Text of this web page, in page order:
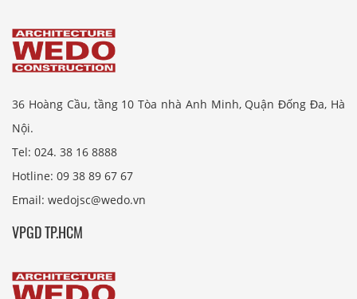
36 Hoàng Cầu, tầng 10 Tòa nhà Anh Minh, Quận Đống Đa, Hà
Nội.
Tel: 024. 38 16 8888
Hotline: 09 38 89 67 67
Email: wedojsc@wedo.vn
VPGD TP.HCM